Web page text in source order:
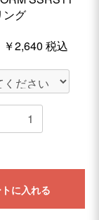
ング
￥2,640 税込
に入れる